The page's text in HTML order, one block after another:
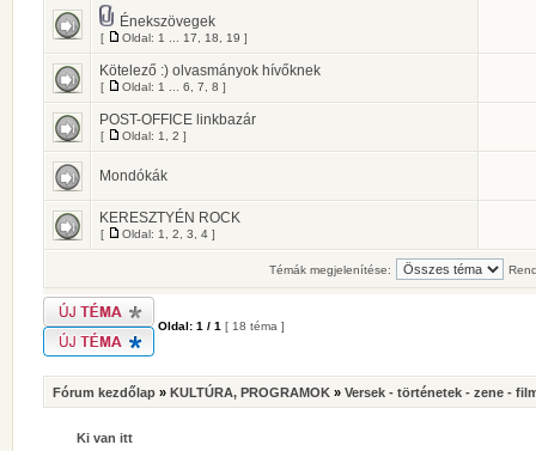
Énekszövegek
[ Oldal: 1 17 18 19 ]
Kötelező :) olvasmányok hívőknek
[ Oldal: 1 6 7 8 ]
POST-OFFICE linkbazár
[ Oldal: 1 2 ]
Mondókák
KERESZTYÉN ROCK
[ Oldal: 1 2 3 4 ]
Témák megjelenítése:
Oldal: 1 / 1 [ 18 téma ]
Fórum kezdőlap » KULTÚRA, PROGRAMOK » Versek - történetek - zene -
Ki van itt